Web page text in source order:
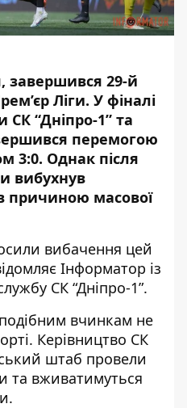
завершився 29-й
Ліги. У фіналі
СК “Дніпро-1” та
перемогою
3:0. Однак після
вибухнув
причиною масової
вибачення цей
Інформатор із
СК “Дніпро-1”.
вчинкам не
Керівництво СК
штаб провели
та вживатимуться